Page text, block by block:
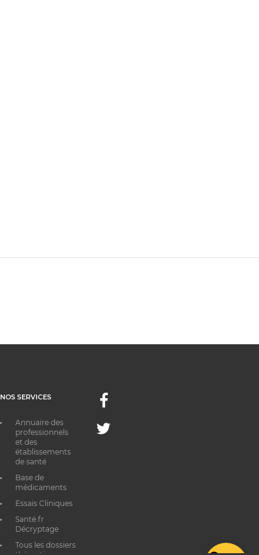
NOS SERVICES
Annuaire des
professionnels
et des
établissements
de santé
Base de
médicaments
Essais Cliniques
Santé.fr
Décryptage
Tous les dossiers
Facebook
Twitter